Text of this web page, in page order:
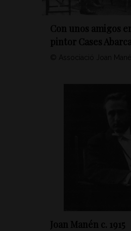
Con unos amigos
pintor Cases
© Associació Joan
Joan Manén c. 1915